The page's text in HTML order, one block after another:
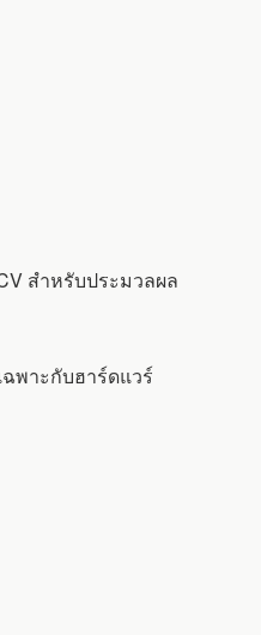
สำหรับประมวลผล
พาะกับฮาร์ดแวร์